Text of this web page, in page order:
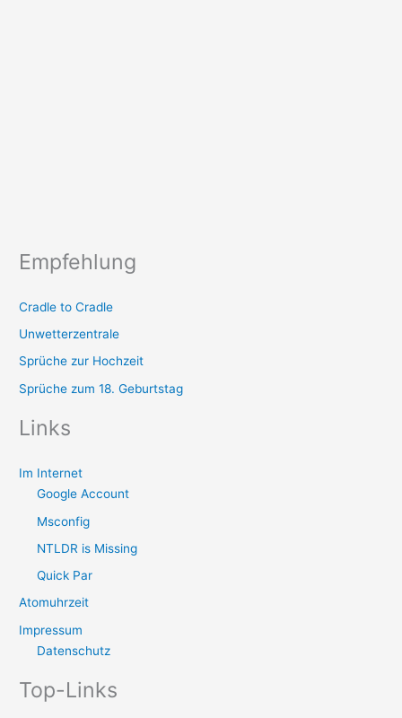
Empfehlung
Cradle to Cradle
Unwetterzentrale
Sprüche zur Hochzeit
Sprüche zum 18. Geburtstag
Links
Im Internet
Google Account
Msconfig
NTLDR is Missing
Quick Par
Atomuhrzeit
Impressum
Datenschutz
Top-Links